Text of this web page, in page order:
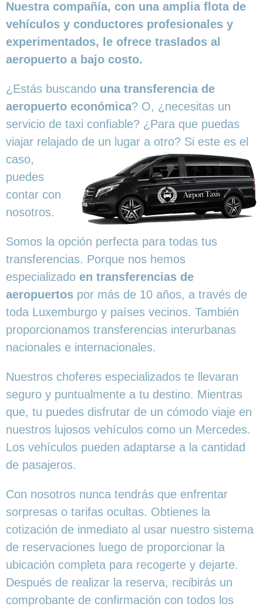
Nuestra compañía, con una amplia flota de
vehículos y conductores profesionales y
experimentados, le ofrece traslados al
aeropuerto a bajo costo.
¿Estás buscando una transferencia de
aeropuerto económica? O, ¿necesitas un
servicio de taxi confiable? ¿Para que puedas
viajar relajado de un lugar a otro? Si este es el
caso,
puedes
contar con
nosotros.
Somos la opción perfecta para todas tus
transferencias. Porque nos hemos
especializado en transferencias de
aeropuertos por más de 10 años, a través de
toda Luxemburgo y países vecinos. También
proporcionamos transferencias interurbanas
nacionales e internacionales.
Nuestros choferes especializados te llevaran
seguro y puntualmente a tu destino. Mientras
que, tu puedes disfrutar de un cómodo viaje en
nuestros lujosos vehículos como un Mercedes.
Los vehículos pueden adaptarse a la cantidad
de pasajeros.
Con nosotros nunca tendrás que enfrentar
sorpresas o tarifas ocultas. Obtienes la
cotización de inmediato al usar nuestro sistema
de reservaciones luego de proporcionar la
ubicación completa para recogerte y dejarte.
Después de realizar la reserva, recibirás un
comprobante de confirmación con todos los